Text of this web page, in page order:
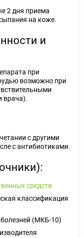
2 дня приема
на коже.
и
при
возможно при
врача).
с другими
с антибиотиками.
средств
классификация
(МКБ-10)